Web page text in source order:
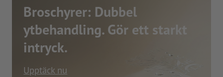
Broschyrer: Dubbel
ytbehandling. Gör ett starkt
intryck.
Upptäck nu